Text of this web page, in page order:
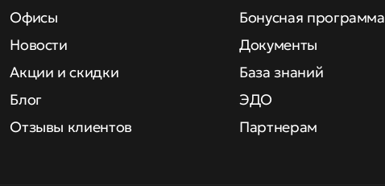
Офисы
Новости
Акции и скидки
Блог
Отзывы клиентов
Бонусная программа
Документы
База знаний
ЭДО
Партнерам